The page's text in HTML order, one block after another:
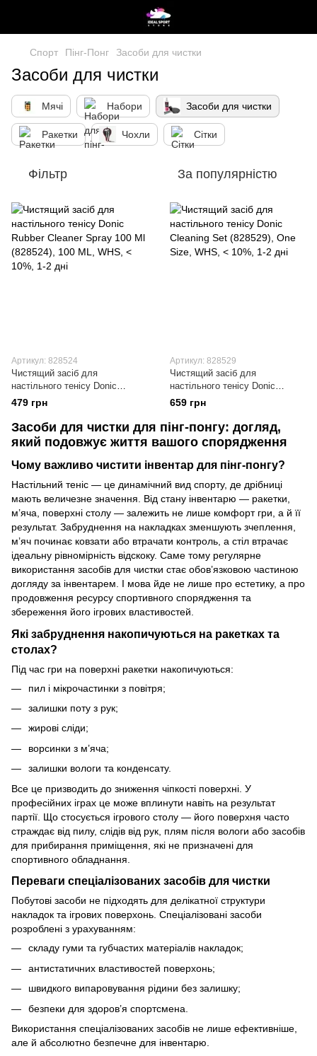
Спорт Пінг-Понг Засоби для чистки
Засоби для чистки
Мячі Набори Засоби для чистки
Ракетки Чохли Сітки
Фільтр За популярністю
Артикул: 828524
Чистящий засіб для
настільного тенісу Donic
Rubber Cleaner Spray 100 Ml
(828524)
479 грн
Артикул: 828529
Чистящий засіб для
настільного тенісу Donic
Cleaning Set (828529)
659 грн
Засоби для чистки для пінг-понгу: догляд,
який подовжує життя вашого спорядження
Чому важливо чистити інвентар для пінг-понгу?
Настільний теніс — це динамічний вид спорту, де дрібниці
мають величезне значення. Від стану інвентарю — ракетки,
м’яча, поверхні столу — залежить не лише комфорт гри, а й її
результат. Забруднення на накладках зменшують зчеплення,
м’яч починає ковзати або втрачати контроль, а стіл втрачає
ідеальну рівномірність відскоку. Саме тому регулярне
використання засобів для чистки стає обов’язковою частиною
догляду за інвентарем. І мова йде не лише про естетику, а про
продовження ресурсу спортивного спорядження та
збереження його ігрових властивостей.
Які забруднення накопичуються на ракетках та
столах?
Під час гри на поверхні ракетки накопичуються:
пил і мікрочастинки з повітря;
залишки поту з рук;
жирові сліди;
ворсинки з м’яча;
залишки вологи та конденсату.
Все це призводить до зниження чіпкості поверхні. У
професійних іграх це може вплинути навіть на результат
партії. Що стосується ігрового столу — його поверхня часто
страждає від пилу, слідів від рук, плям після вологи або засобів
для прибирання приміщення, які не призначені для
спортивного обладнання.
Переваги спеціалізованих засобів для чистки
Побутові засоби не підходять для делікатної структури
накладок та ігрових поверхонь. Спеціалізовані засоби
розроблені з урахуванням:
складу гуми та губчастих матеріалів накладок;
антистатичних властивостей поверхонь;
швидкого випаровування рідини без залишку;
безпеки для здоров’я спортсмена.
Використання спеціалізованих засобів не лише ефективніше,
але й абсолютно безпечне для інвентарю.